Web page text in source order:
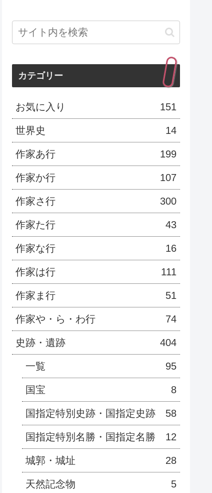
カテゴリー
お気に入り 151
世界史 14
作家あ行 199
作家か行 107
作家さ行 300
作家た行 43
作家な行 16
作家は行 111
作家ま行 51
作家や・ら・わ行 74
史跡・遺跡 404
一覧 95
国宝 8
国指定特別史跡・国指定史跡 58
国指定特別名勝・国指定名勝 12
城郭・城址 28
天然記念物 5